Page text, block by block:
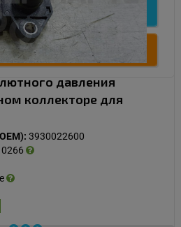
Купить
давления
коллекторе для
3930022600